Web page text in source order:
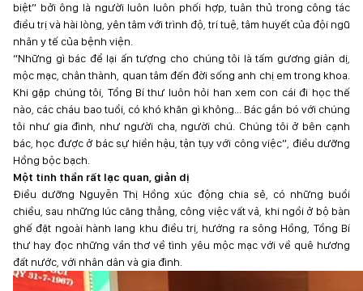
biệt” bởi ông là người luôn luôn phối hợp, tuân thủ trong công tác
điều trị và hài lòng, yên tâm với trình độ, trí tuệ, tâm huyết của đội ngũ
nhân y tế của bệnh viện.
“Những gì bác để lại ấn tượng cho chúng tôi là tấm gương giản dị,
mộc mạc, chân thành, quan tâm đến đời sống anh chị em trong khoa.
Khi gặp chúng tôi, Tổng Bí thư luôn hỏi han xem con cái đi học thế
nào, các cháu bao tuổi, có khó khăn gì không... Bác gắn bó với chúng
tôi như gia đình, như người cha, người chú. Chúng tôi ở bên cạnh
bác, học được ở bác sự hiền hậu, tận tụy với công việc”, điều dưỡng
Hồng bộc bạch.
Một tinh thần rất lạc quan, giản dị
Điều dưỡng Nguyễn Thị Hồng xúc động chia sẻ, có những buổi
chiều, sau những lúc căng thẳng, công việc vất vả, khi ngồi ở bộ bàn
ghế đặt ngoài hành lang khu điều trị, hướng ra sông Hồng, Tổng Bí
thư hay đọc những vần thơ về tình yêu mộc mạc với về quê hương
đất nước, với nhân dân và gia đình.